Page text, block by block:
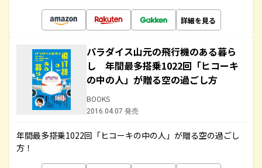
詳細を見る
パラダイス山元の飛行機のある暮ら
し 年間最多搭乗1022回「ヒコーキ
の中の人」が贈る空の過ごし方
BOOKS
2016.04.07 発売
年間最多搭乗1022回「ヒコーキの中の人」が贈る空の過ごし
方！